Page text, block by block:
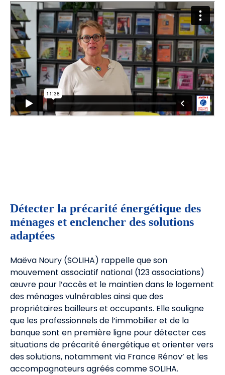
Détecter la précarité énergétique des
ménages et enclencher des solutions
adaptées
Maëva Noury (SOLIHA) rappelle que son
mouvement associatif national (123 associations)
œuvre pour l’accès et le maintien dans le logement
des ménages vulnérables ainsi que des
propriétaires bailleurs et occupants. Elle souligne
que les professionnels de l’immobilier et de la
banque sont en première ligne pour détecter ces
situations de précarité énergétique et orienter vers
des solutions, notamment via France Rénov’ et les
accompagnateurs agréés comme SOLIHA.